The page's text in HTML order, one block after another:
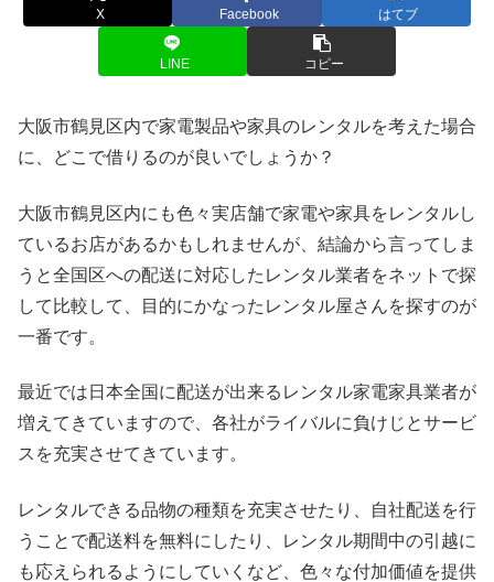
X Facebook はてブ
LINE コピー
大阪市鶴見区内で家電製品や家具のレンタルを考えた場合
に、どこで借りるのが良いでしょうか？
大阪市鶴見区内にも色々実店舗で家電や家具をレンタルし
ているお店があるかもしれませんが、結論から言ってしま
うと全国区への配送に対応したレンタル業者をネットで探
して比較して、目的にかなったレンタル屋さんを探すのが
一番です。
最近では日本全国に配送が出来るレンタル家電家具業者が
増えてきていますので、各社がライバルに負けじとサービ
スを充実させてきています。
レンタルできる品物の種類を充実させたり、自社配送を行
うことで配送料を無料にしたり、レンタル期間中の引越に
も応えられるようにしていくなど、色々な付加価値を提供